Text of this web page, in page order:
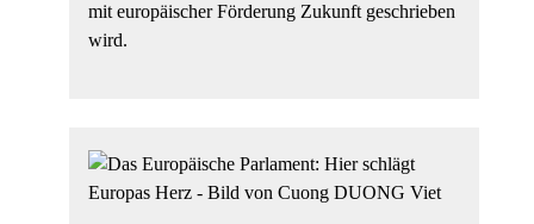
mit europäischer Förderung Zukunft geschrieben
wird.